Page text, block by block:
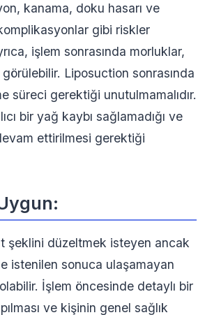
kanama, doku hasarı ve
gibi riskler
işlem sonrasında morluklar,
Liposuction sonrasında
süreci gerektiği unutulmamalıdır.
bir yağ kaybı sağlamadığı ve
ettirilmesi gerektiği
şeklini düzeltmek isteyen ancak
istenilen sonuca ulaşamayan
İşlem öncesinde detaylı bir
ve kişinin genel sağlık